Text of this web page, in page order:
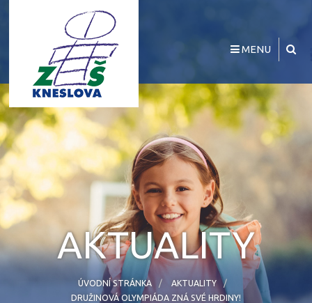
MENU
AKTUALITY
ÚVODNÍ STRÁNKA
AKTUALITY
DRUŽINOVÁ OLYMPIÁDA ZNÁ SVÉ HRDINY!